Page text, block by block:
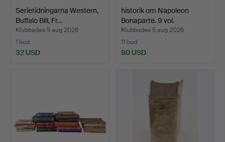
Serietidningarna Western,
Buffalo Bill, Fr…
Klubbades 5 aug 2026
1 bud
32 USD
historik om Napoleon
Bonaparte. 9 vol.
Klubbades 5 aug 2026
11 bud
80 USD